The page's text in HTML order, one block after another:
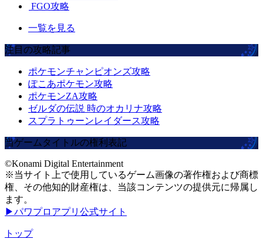
FGO攻略
一覧を見る
注目の攻略記事
ポケモンチャンピオンズ攻略
ぽこあポケモン攻略
ポケモンZA攻略
ゼルダの伝説 時のオカリナ攻略
スプラトゥーンレイダース攻略
当ゲームタイトルの権利表記
©Konami Digital Entertainment
※当サイト上で使用しているゲーム画像の著作権および商標
権、その他知的財産権は、当該コンテンツの提供元に帰属し
ます。
▶パワプロアプリ公式サイト
トップ